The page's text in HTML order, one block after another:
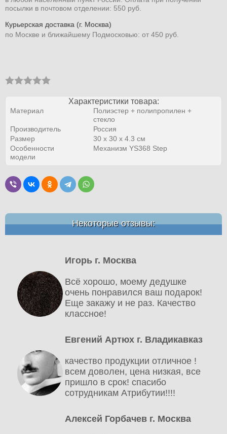
посылки в почтовом отделении: 550 руб.
Курьерская доставка (г. Москва)
по Москве и ближайшему Подмосковью: от 450 руб.
Характеристики товара:
Материал
Полиэстер + полипропилен +
стекло
Производитель
Россия
Размер
30 х 30 х 4.3 см
Особенности
модели
Механизм YS368 Step
Некоторые отзывы:
Игорь г. Москва
Всё хорошо, моему дедушке
очень понравился ваш подарок!
Еще закажу и не раз. Качество
классное!
Евгений Артюх г. Владикавказ
качество продукции отличное !
всем доволен, цена низкая, все
пришло в срок! спасибо
сотрудникам Атрибутии!!!!
Алексей Горбачев г. Москва